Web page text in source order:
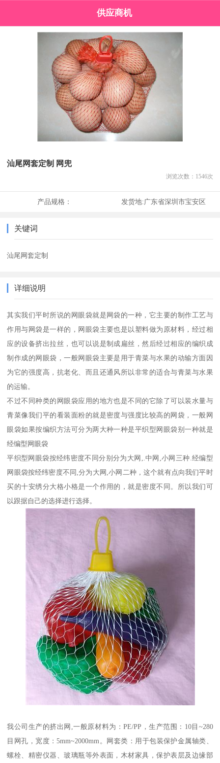
供应商机
汕尾网套定制 网兜
浏览次数： 1546次
产品规格： 发货地:广东省深圳市宝安区
关键词
汕尾网套定制
详细说明
其实我们平时所说的网眼袋就是网袋的一种，它主要的制作工艺与
作用与网袋是一样的，网眼袋主要也是以塑料做为原材料，经过相
应的设备挤出拉丝，也可以说是制成扁丝，然后经过相应的编织成
制作成的网眼袋，一般网眼袋主要是用于青菜与水果的动输方面因
为它的强度高，抗老化、而且还通风所以非常的适合与青菜与水果
的运输。
不过不同种类的网眼袋应用的地方也是不同的它除了可以装水量与
青菜像我们平的看装面粉的就是密度与强度比较高的网袋，一般网
眼袋如果按编织方法可分为两大种一种是平织型网眼袋别一种就是
经编型网眼袋
平织型网眼袋按经纬密度不同分别分为大网,.中网,小网三种.经编型
网眼袋按经纬密度不同,分为大网,小网二种，这个就有点向我们平时
买的十安绣分大格小格是一个作用的，就是密度不同。所以我们可
以跟据自己的选择进行选择。
我公司生产的挤出网,一般原材料为：PE/PP，生产范围：10目~280
目网孔，宽度：5mm~2000mm。网套类：用于包装保护金属轴类、
螺栓、精密仪器、玻璃瓶等外表面，木材家具，保护表层及边缘部